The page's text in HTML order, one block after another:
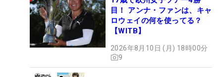
目！ アンナ・ファンは、キャ
ロウェイの何を使ってる？
【WITB】
2026年8月10日 (月) 18時00分
9